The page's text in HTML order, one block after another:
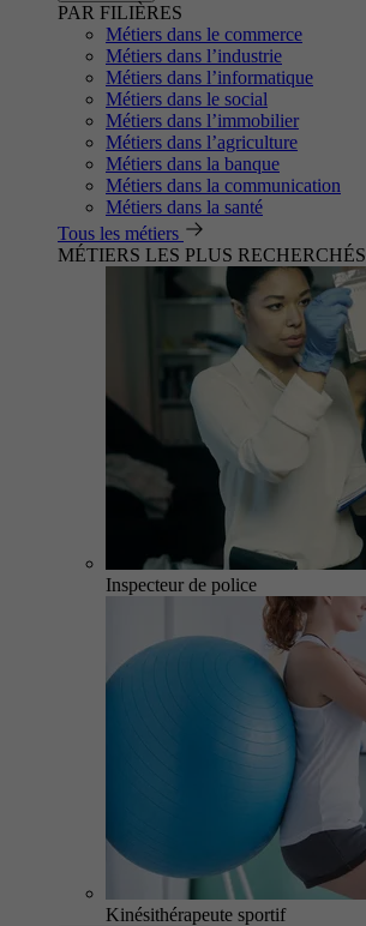
PAR FILIÈRES
Métiers dans le commerce
Métiers dans l’industrie
Métiers dans l’informatique
Métiers dans le social
Métiers dans l’immobilier
Métiers dans l’agriculture
Métiers dans la banque
Métiers dans la communication
Métiers dans la santé
Tous les métiers
MÉTIERS LES PLUS RECHERCHÉS
Inspecteur de police
Kinésithérapeute sportif